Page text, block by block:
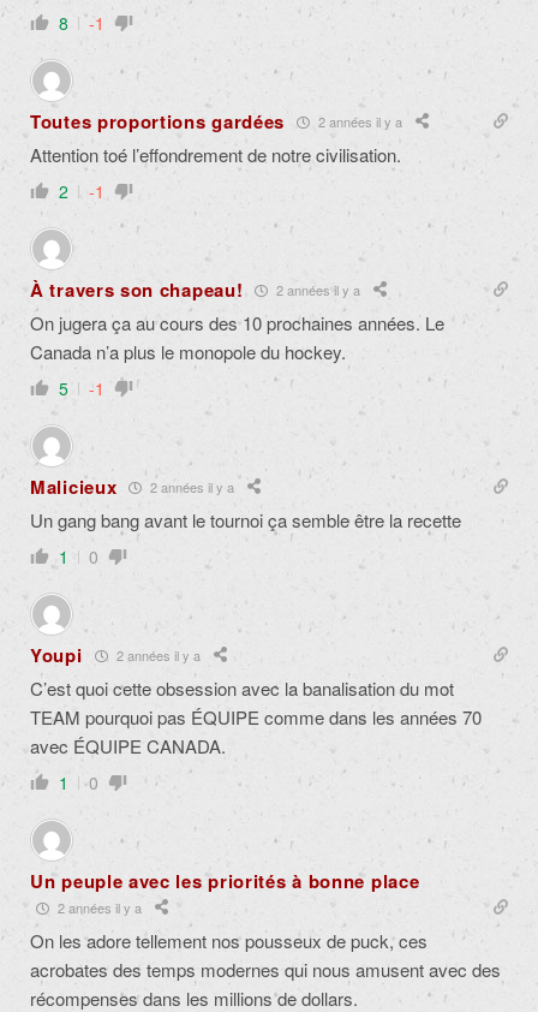
8 -1
Toutes proportions gardées 2 années il y a
Attention toé l’effondrement de notre civilisation.
2 -1
À travers son chapeau! 2 années il y a
On jugera ça au cours des 10 prochaines années. Le
Canada n’a plus le monopole du hockey.
5 -1
Malicieux 2 années il y a
Un gang bang avant le tournoi ça semble être la recette
1 0
Youpi 2 années il y a
C’est quoi cette obsession avec la banalisation du mot
TEAM pourquoi pas ÉQUIPE comme dans les années 70
avec ÉQUIPE CANADA.
1 0
Un peuple avec les priorités à bonne place
2 années il y a
On les adore tellement nos pousseux de puck, ces
acrobates des temps modernes qui nous amusent avec des
récompenses dans les millions de dollars.